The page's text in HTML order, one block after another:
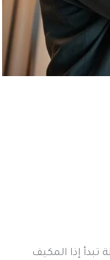
إذا المكيف